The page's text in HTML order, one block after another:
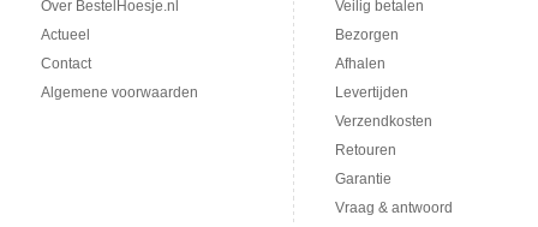
Over BestelHoesje.nl
Actueel
Contact
Algemene voorwaarden
Veilig betalen
Bezorgen
Afhalen
Levertijden
Verzendkosten
Retouren
Garantie
Vraag & antwoord